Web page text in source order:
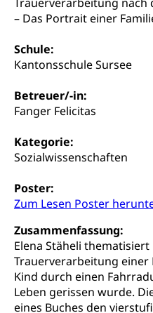
– Das Portrait einer
Schule:
Kantonsschule Sursee
Betreuer/-in:
Fanger Felicitas
Kategorie:
Sozialwissenschaften
Poster:
Zum Lesen Poster
Zusammenfassung:
Elena Stäheli
Trauerverarbeitung einer
Kind durch einen
Leben gerissen wurde.
eines Buches den
Unfallversicherung,
Kranken- und
Soziales und
Soziale
Sucht und Drogen
Arzneimittelabhängigkeit,
Betäubungsmittel,
Gesundheitsversorgung,
Ambulant vor stationär,
AHV / IV
Altersrente,
Sozialversicherung,
Pensionskasse, erste
Säule,